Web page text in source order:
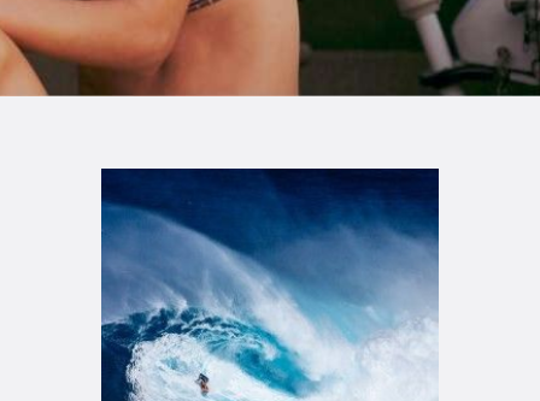
TIENDA FAMILY SURFERS
WEBCAM SALINAS